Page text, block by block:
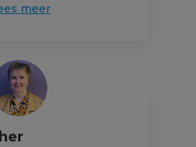
meer